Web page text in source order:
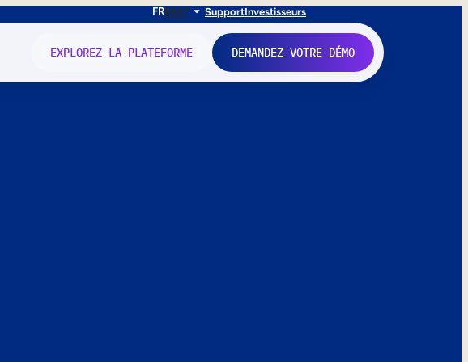
FRENIT SupportInvestisseurs
EXPLOREZ LA PLATEFORME DEMANDEZ VOTRE DÉMO